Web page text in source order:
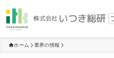
ホーム 業界の情報